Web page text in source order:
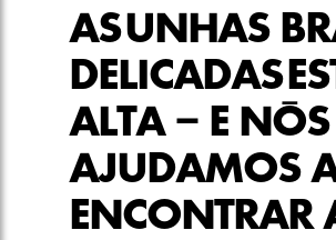
AS UNHAS
DELICADAS
ALTA – E NÓS
AJUDAMOS
ENCONTRAR